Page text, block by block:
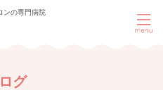
ンの専門病院
グ